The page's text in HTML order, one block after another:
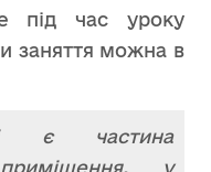
під час уроку
заняття можна в
є частина
приміщення, у